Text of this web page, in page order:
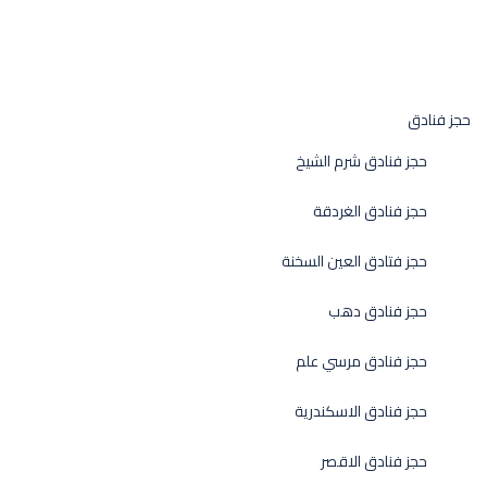
حجز فنادق
حجز فنادق شرم الشيخ
حجز فنادق الغردقة
حجز فتادق العين السخنة
حجز فنادق دهب
حجز فنادق مرسي علم
حجز فنادق الاسكندرية
حجز فنادق الاقصر